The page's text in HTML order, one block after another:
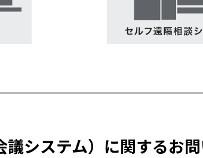
議システム）に関するお